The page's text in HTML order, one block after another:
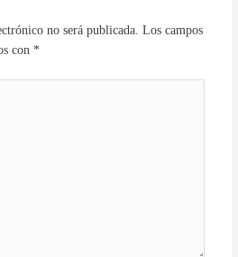
no será publicada. Los campos
con *